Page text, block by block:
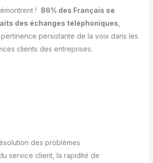
! 86% des Français se
des échanges téléphoniques
persistante de la voix dans les
clients des entreprises.
des problèmes
service client, la rapidité de